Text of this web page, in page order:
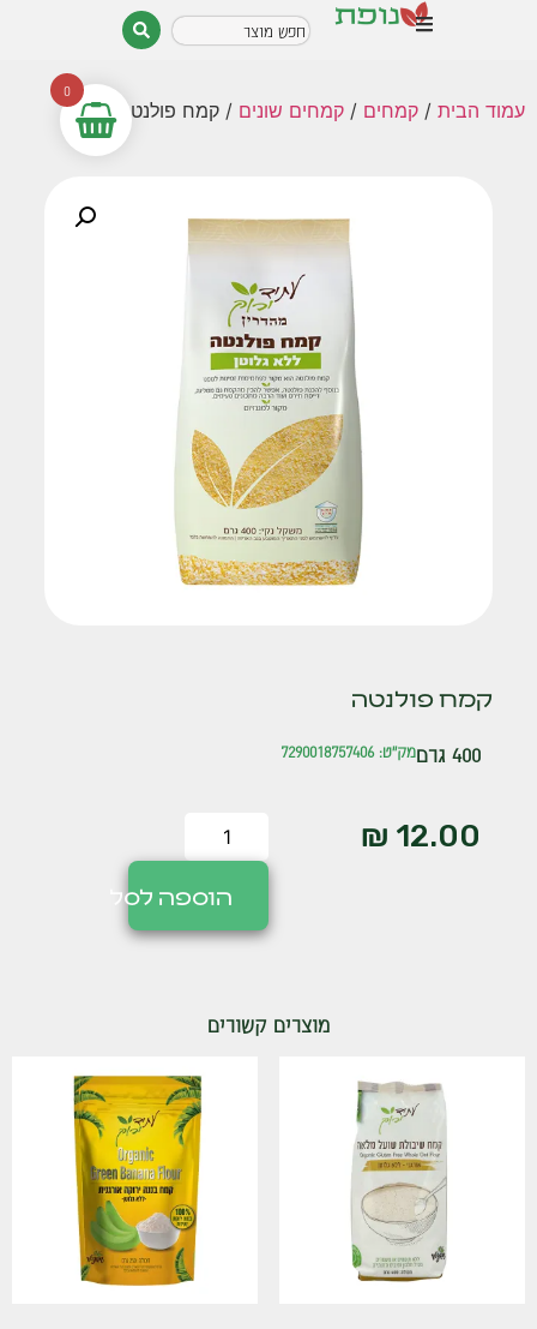
עמוד הבית / קמחים / קמחים שונים / קמח פולנטה
קמח פולנטה
400 גרם מק"ט: 7290018757406
12.00
₪
הוספה לסל
מוצרים קשורים
0